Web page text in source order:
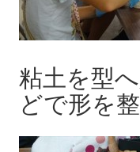
粘土を型
どで形を